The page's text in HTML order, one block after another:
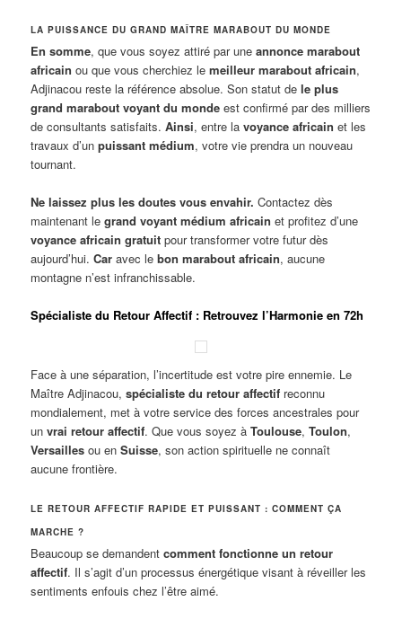
LA PUISSANCE DU GRAND MAÎTRE MARABOUT DU MONDE
En somme, que vous soyez attiré par uneannonce marabout
africain ou que vous cherchiez lemeilleur marabout africain,
Adjinacou reste la référence absolue. Son statut dele plus
grand marabout voyant du monde est confirmé par des milliers
de consultants satisfaits.Ainsi, entre lavoyance africain et les
travaux d’unpuissant médium, votre vie prendra un nouveau
tournant.
Ne laissez plus les doutes vous envahir. Contactez dès
maintenant legrand voyant médium africain et profitez d’une
voyance africain gratuit pour transformer votre futur dès
aujourd’hui.Car avec lebon marabout africain, aucune
montagne n’est infranchissable.
Spécialiste du Retour Affectif : Retrouvez l’Harmonie en 72h
Face à une séparation, l’incertitude est votre pire ennemie. Le
Maître Adjinacou,spécialiste du retour affectif reconnu
mondialement, met à votre service des forces ancestrales pour
unvrai retour affectif. Que vous soyez àToulouse,Toulon,
Versailles ou enSuisse, son action spirituelle ne connaît
aucune frontière.
LE RETOUR AFFECTIF RAPIDE ET PUISSANT : COMMENT ÇA
MARCHE ?
Beaucoup se demandentcomment fonctionne un retour
affectif. Il s’agit d’un processus énergétique visant à réveiller les
sentiments enfouis chez l’être aimé.